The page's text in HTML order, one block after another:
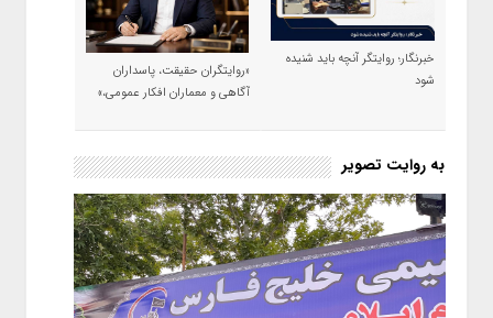
خبرنگار؛ روایتگر آنچه باید شنیده
شود
«روایتگران حقیقت، پاسداران
آگاهی و معماران افکار عمومی،»
به روایت تصویر